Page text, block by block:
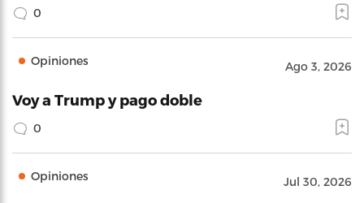
0
Opiniones Ago 3, 2026
Voy a Trump y pago doble
0
Opiniones Jul 30, 2026